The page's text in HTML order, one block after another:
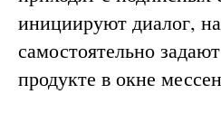
инициируют диалог,
самостоятельно
продукте в окне